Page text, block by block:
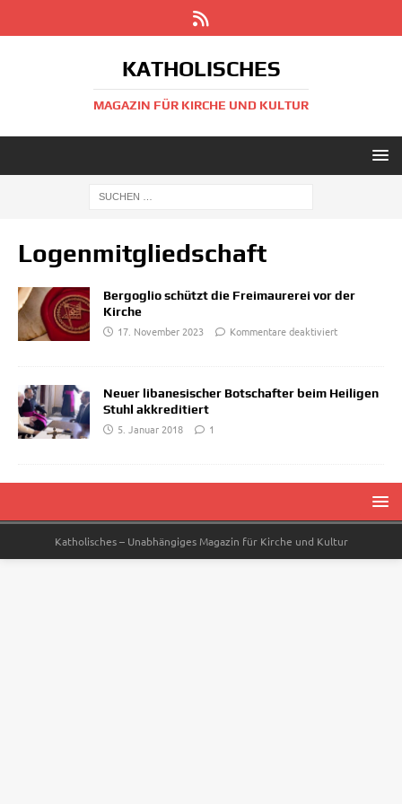
KATHOLISCHES
MAGAZIN FÜR KIRCHE UND KULTUR
Logenmitgliedschaft
Bergoglio schützt die Freimaurerei vor der
Kirche
17. November 2023
Kommentare deaktiviert
Neuer libanesischer Botschafter beim Heiligen
Stuhl akkreditiert
5. Januar 2018
1
Katholisches – Unabhängiges Magazin für Kirche und Kultur